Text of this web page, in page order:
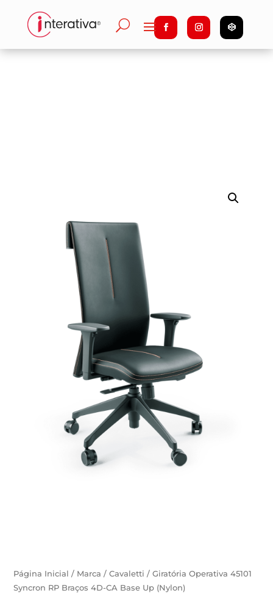
Página Inicial / Marca /Cavaletti / Giratória Operativa 45101
Syncron RP Braços 4D-CA Base Up (Nylon)